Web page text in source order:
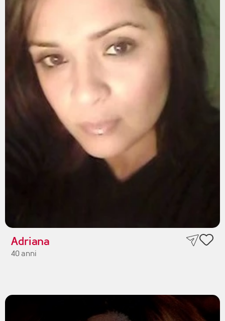
Adriana
40 anni